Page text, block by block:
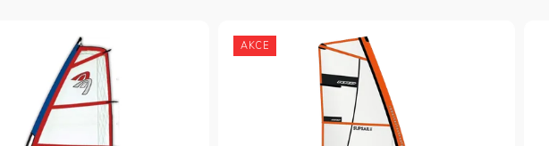
AKCE